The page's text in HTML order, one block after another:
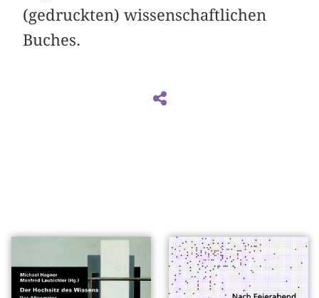
(gedruckten) wissenschaftlichen
Buches.